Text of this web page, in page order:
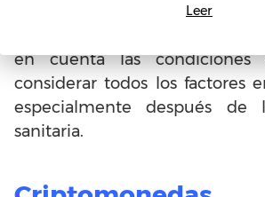
preservar valor. Es
en cuenta las
considerar todos los factores
especialmente después de
sanitaria.
Leer